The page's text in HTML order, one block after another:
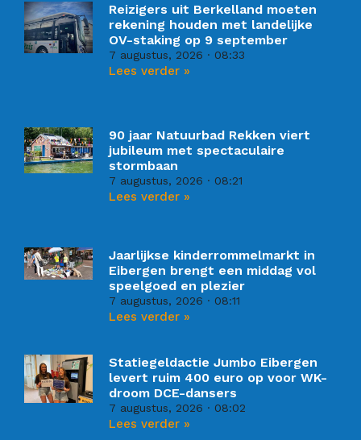
Reizigers uit Berkelland moeten
rekening houden met landelijke
OV-staking op 9 september
7 augustus, 2026 08:33
Lees verder »
90 jaar Natuurbad Rekken viert
jubileum met spectaculaire
stormbaan
7 augustus, 2026 08:21
Lees verder »
Jaarlijkse kinderrommelmarkt in
Eibergen brengt een middag vol
speelgoed en plezier
7 augustus, 2026 08:11
Lees verder »
Statiegeldactie Jumbo Eibergen
levert ruim 400 euro op voor WK-
droom DCE-dansers
7 augustus, 2026 08:02
Lees verder »